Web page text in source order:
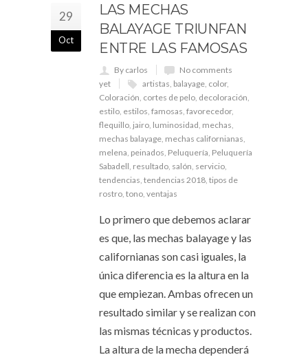
29
Oct
LAS MECHAS
BALAYAGE TRIUNFAN
ENTRE LAS FAMOSAS
By carlos
No comments
yet
artistas, balayage, color,
Coloración, cortes de pelo, decoloración,
estilo, estilos, famosas, favorecedor,
flequillo, jairo, luminosidad, mechas,
mechas balayage, mechas californianas,
melena, peinados, Peluquería, Peluquería
Sabadell, resultado, salón, servicio,
tendencias, tendencias 2018, tipos de
rostro, tono, ventajas
Lo primero que debemos aclarar
es que, las mechas balayage y las
californianas son casi iguales, la
única diferencia es la altura en la
que empiezan. Ambas ofrecen un
resultado similar y se realizan con
las mismas técnicas y productos.
La altura de la mecha dependerá